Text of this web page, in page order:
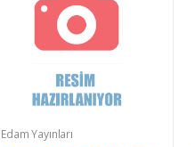
Edam Yayınları